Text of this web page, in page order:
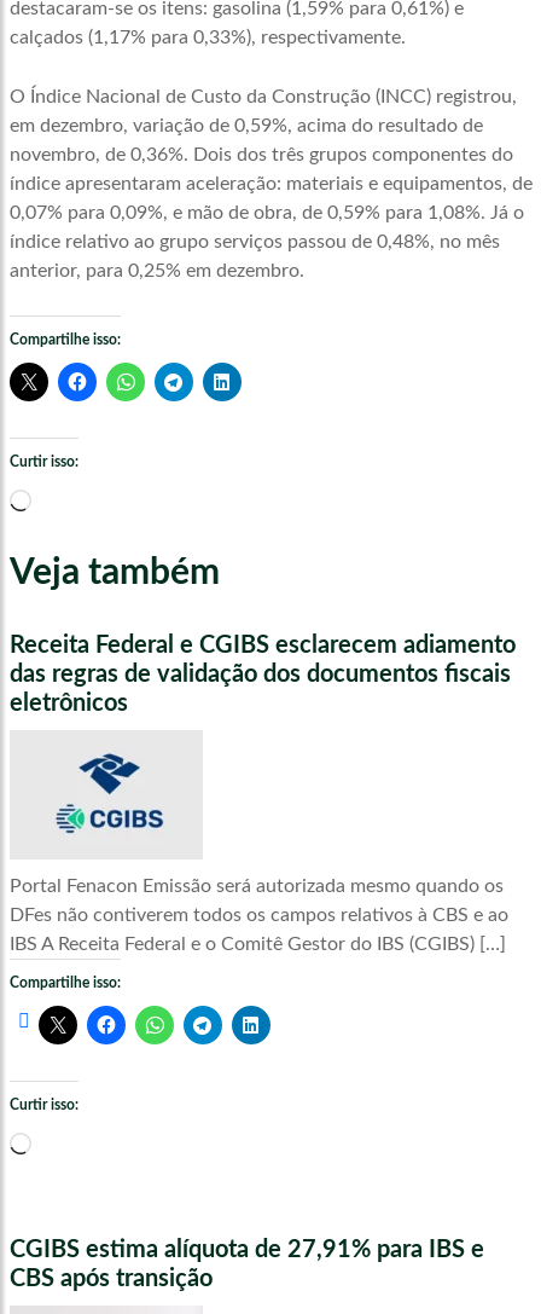
destacaram-se os itens: gasolina (1,59% para 0,61%) e
calçados (1,17% para 0,33%), respectivamente.
O Índice Nacional de Custo da Construção (INCC) registrou,
em dezembro, variação de 0,59%, acima do resultado de
novembro, de 0,36%. Dois dos três grupos componentes do
índice apresentaram aceleração: materiais e equipamentos, de
0,07% para 0,09%, e mão de obra, de 0,59% para 1,08%. Já o
índice relativo ao grupo serviços passou de 0,48%, no mês
anterior, para 0,25% em dezembro.
Compartilhe isso:
Curtir isso:
Carregando...
Veja também
Receita Federal e CGIBS esclarecem adiamento
das regras de validação dos documentos fiscais
eletrônicos
Portal Fenacon Emissão será autorizada mesmo quando os
DFes não contiverem todos os campos relativos à CBS e ao
IBS A Receita Federal e o Comitê Gestor do IBS (CGIBS) […]
Compartilhe isso:
Curtir isso:
Carregando...
CGIBS estima alíquota de 27,91% para IBS e
CBS após transição